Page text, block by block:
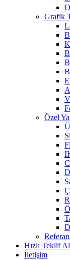
Grafik
Özel
Hızlı Teklif Al
İletişim